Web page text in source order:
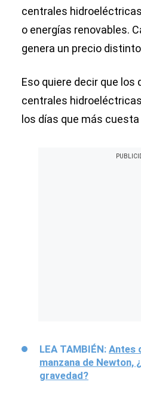
centrales
o energías renovables.
genera un precio
Eso quiere decir que los
centrales
los días que más cuesta
LEA TAMBIÉN: Antes
manzana de Newton,
gravedad?